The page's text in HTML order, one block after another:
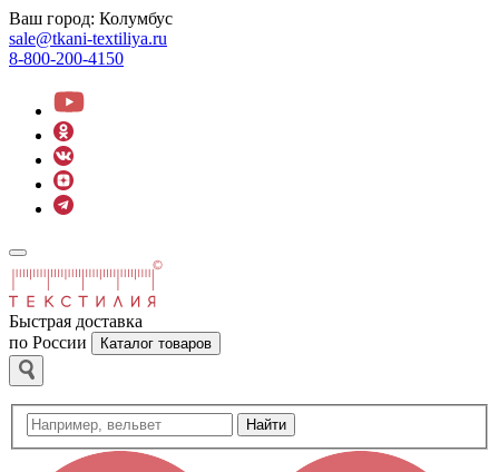
Ваш город: Колумбус
sale@tkani-textiliya.ru
8-800-200-4150
Быстрая доставка
по России
Каталог товаров
Найти